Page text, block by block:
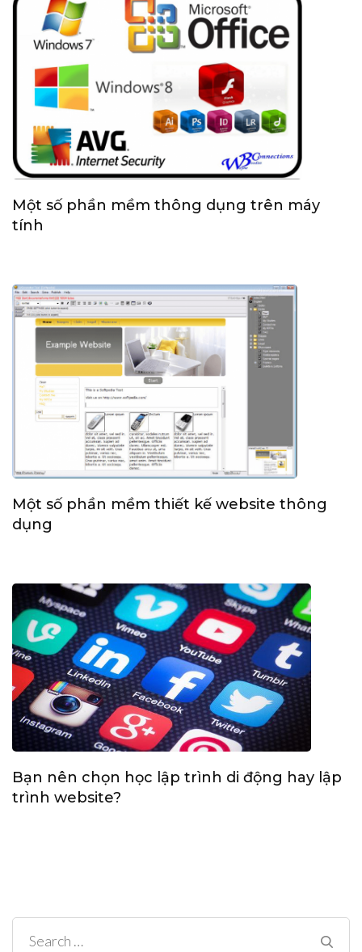
Một số phần mềm thông dụng trên máy
tính
Một số phần mềm thiết kế website thông
dụng
Bạn nên chọn học lập trình di động hay lập
trình website?
Search